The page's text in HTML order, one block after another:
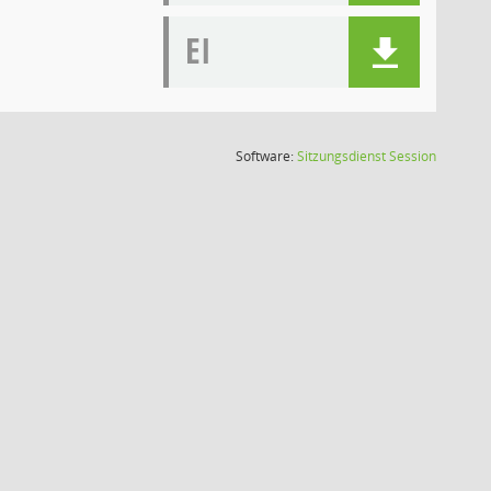
EI
Software:SitzungsdienstSession(Wird in